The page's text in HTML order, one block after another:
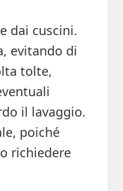
dai cuscini.
evitando di
tolte,
il lavaggio.
poiché
richiedere